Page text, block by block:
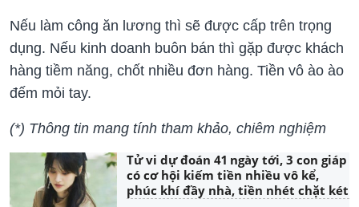
Nếu làm công ăn lương thì sẽ được cấp trên trọng
dụng. Nếu kinh doanh buôn bán thì gặp được khách
hàng tiềm năng, chốt nhiều đơn hàng. Tiền vô ào ào
đếm mỏi tay.
(*) Thông tin mang tính tham khảo, chiêm nghiệm
Tử vi dự đoán 41 ngày tới, 3 con giáp
có cơ hội kiếm tiền nhiều vô kể,
phúc khí đầy nhà, tiền nhét chặt két